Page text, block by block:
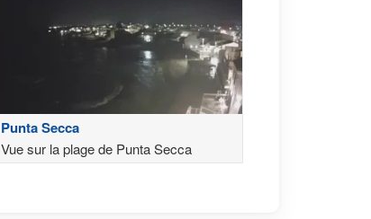
Punta Secca
Vue sur la plage de Punta Secca